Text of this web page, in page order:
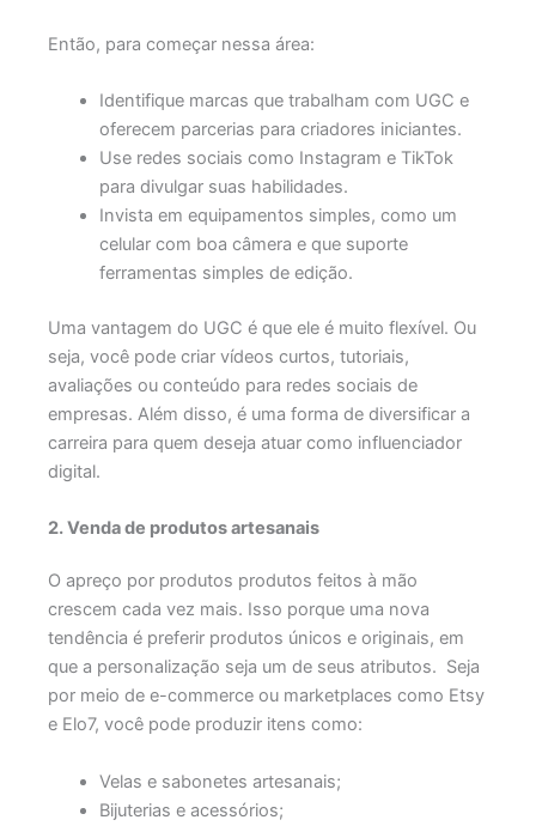
Então, para começar nessa área:
Identifique marcas que trabalham com UGC e
oferecem parcerias para criadores iniciantes.
Use redes sociais como Instagram e TikTok
para divulgar suas habilidades.
Invista em equipamentos simples, como um
celular com boa câmera e que suporte
ferramentas simples de edição.
Uma vantagem do UGC é que ele é muito flexível. Ou
seja, você pode criar vídeos curtos, tutoriais,
avaliações ou conteúdo para redes sociais de
empresas. Além disso, é uma forma de diversificar a
carreira para quem deseja atuar como influenciador
digital.
2. Venda de produtos artesanais
O apreço por produtos produtos feitos à mão
crescem cada vez mais. Isso porque uma nova
tendência é preferir produtos únicos e originais, em
que a personalização seja um de seus atributos. Seja
por meio de e-commerce ou marketplaces como Etsy
e Elo7, você pode produzir itens como:
Velas e sabonetes artesanais;
Bijuterias e acessórios;